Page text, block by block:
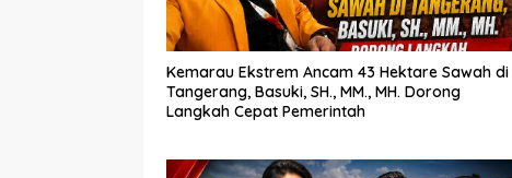
Kemarau Ekstrem Ancam 43 Hektare Sawah di
Tangerang, Basuki, SH., MM., MH. Dorong
Langkah Cepat Pemerintah